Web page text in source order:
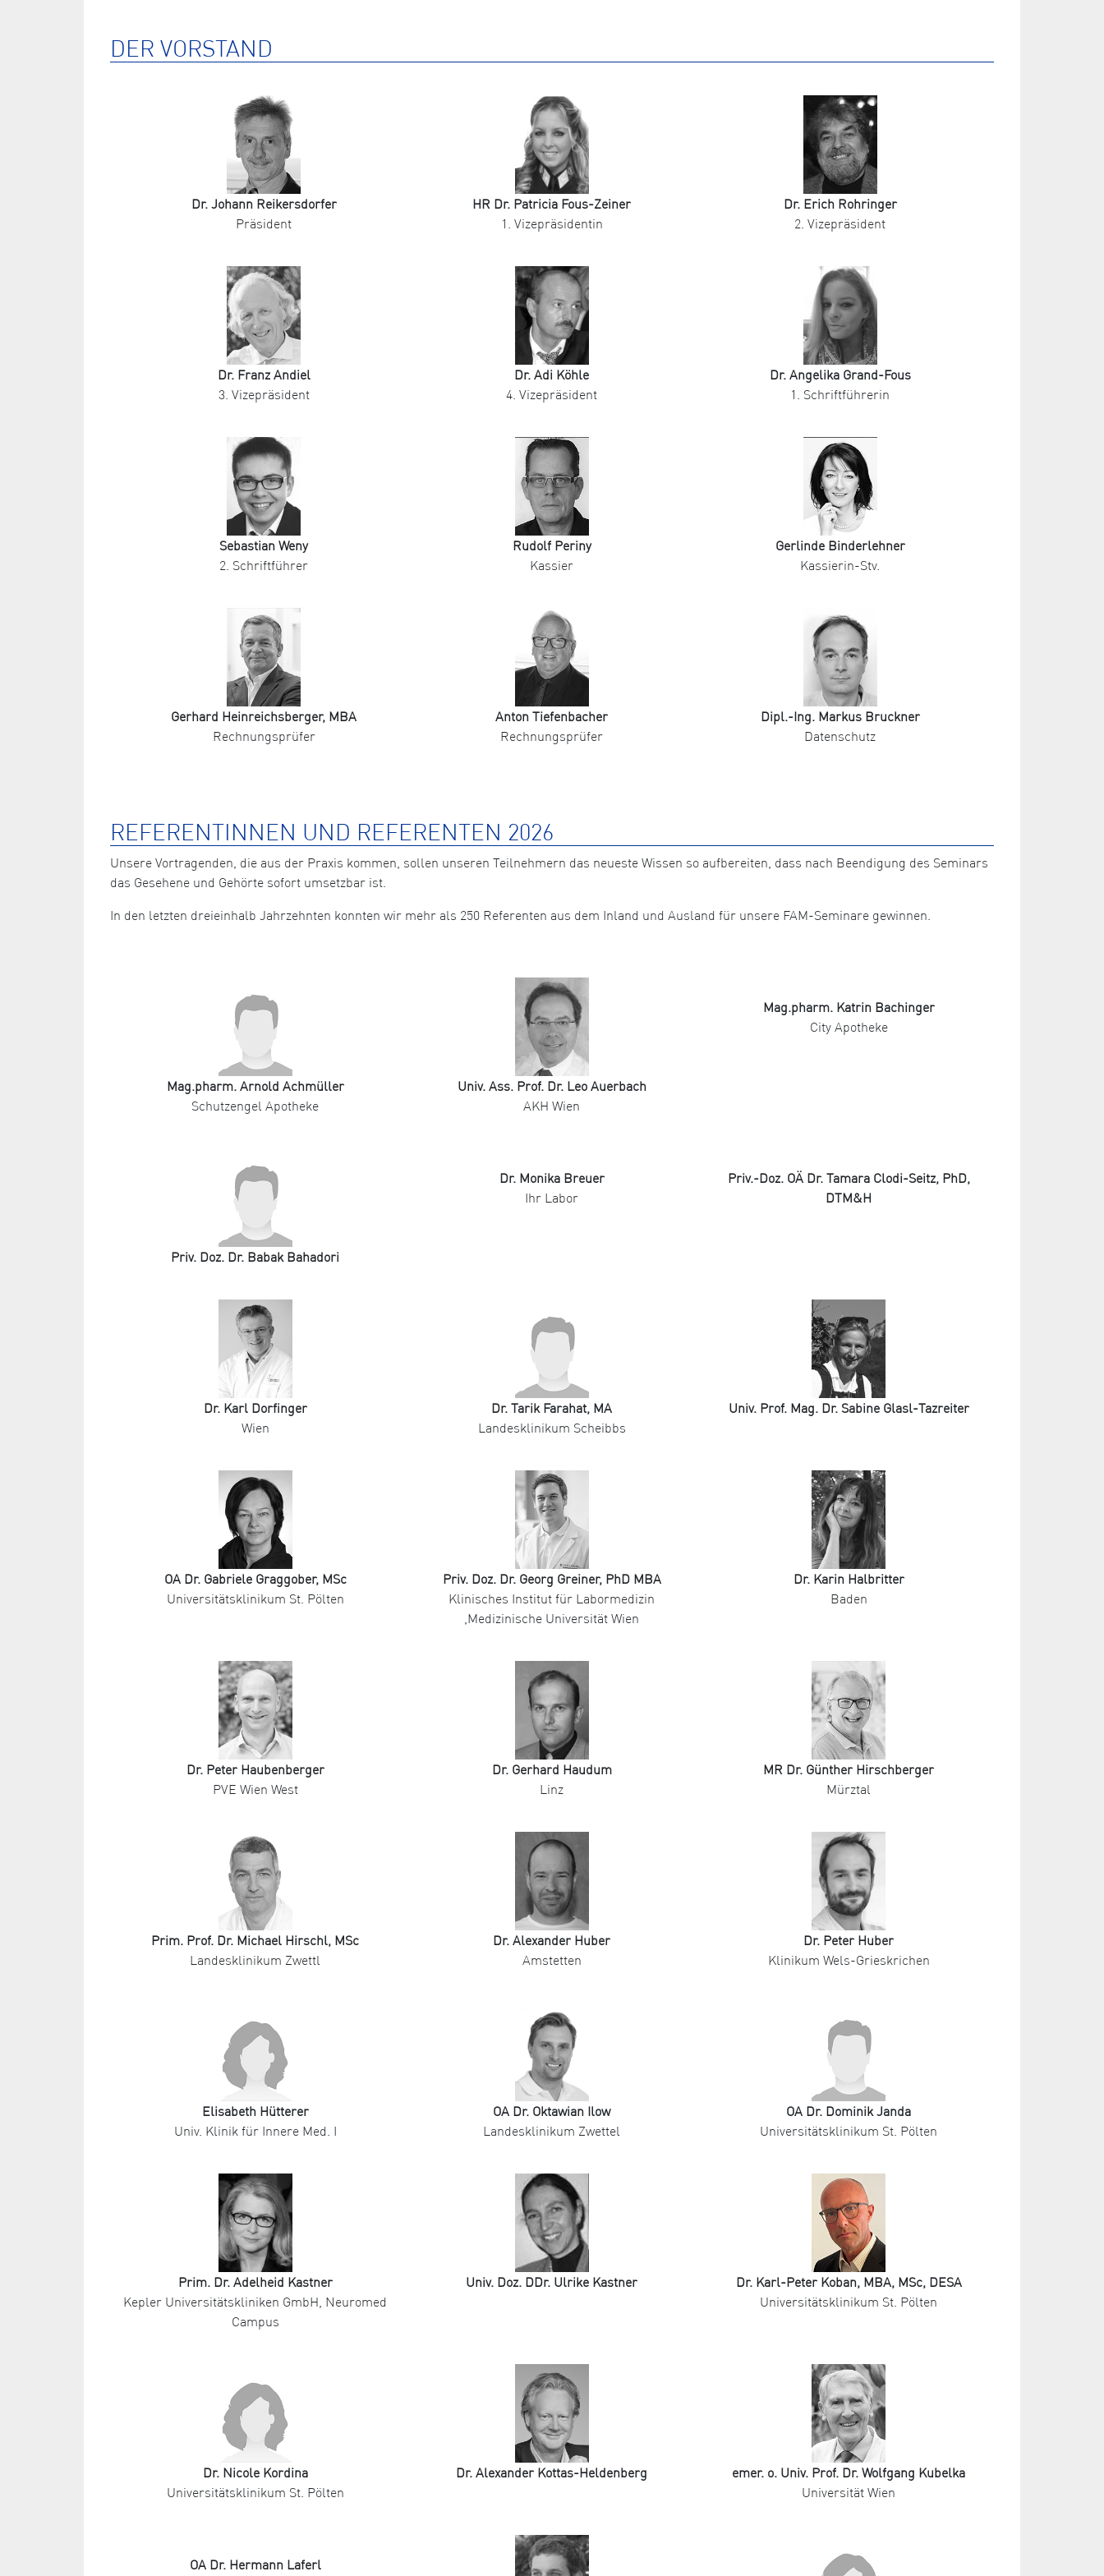
DER VORSTAND
Dr. Johann Reikersdorfer
Präsident
HR Dr. Patricia Fous-Zeiner
1. Vizepräsidentin
Dr. Erich Rohringer
2. Vizepräsident
Dr. Franz Andiel
3. Vizepräsident
Dr. Adi Köhle
4. Vizepräsident
Dr. Angelika Grand-Fous
1. Schriftführerin
Sebastian Weny
2. Schriftführer
Rudolf Periny
Kassier
Gerlinde Binderlehner
Kassierin-Stv.
Gerhard Heinreichsberger, MBA
Rechnungsprüfer
Anton Tiefenbacher
Rechnungsprüfer
Dipl.-Ing. Markus Bruckner
Datenschutz
REFERENTINNEN UND REFERENTEN 2026
Unsere Vortragenden, die aus der Praxis kommen, sollen unseren Teilnehmern das neueste Wissen so aufbereiten, dass nach Beendigung des Seminars
das Gesehene und Gehörte sofort umsetzbar ist.
In den letzten dreieinhalb Jahrzehnten konnten wir mehr als 250 Referenten aus dem Inland und Ausland für unsere FAM-Seminare gewinnen.
Mag.pharm. Arnold Achmüller
Schutzengel Apotheke
Univ. Ass. Prof. Dr. Leo Auerbach
AKH Wien
Mag.pharm. Katrin Bachinger
City Apotheke
Priv. Doz. Dr. Babak Bahadori
Dr. Monika Breuer
Ihr Labor
Priv.-Doz. OÄ Dr. Tamara Clodi-Seitz, PhD,
DTM&H
Dr. Karl Dorfinger
Wien
Dr. Tarik Farahat, MA
Landesklinikum Scheibbs
Univ. Prof. Mag. Dr. Sabine Glasl-Tazreiter
OA Dr. Gabriele Graggober, MSc
Universitätsklinikum St. Pölten
Priv. Doz. Dr. Georg Greiner, PhD MBA
Klinisches Institut für Labormedizin
,Medizinische Universität Wien
Dr. Karin Halbritter
Baden
Dr. Peter Haubenberger
PVE Wien West
Dr. Gerhard Haudum
Linz
MR Dr. Günther Hirschberger
Mürztal
Prim. Prof. Dr. Michael Hirschl, MSc
Landesklinikum Zwettl
Dr. Alexander Huber
Amstetten
Dr. Peter Huber
Klinikum Wels-Grieskrichen
Elisabeth Hütterer
Univ. Klinik für Innere Med. I
OA Dr. Oktawian Ilow
Landesklinikum Zwettel
OA Dr. Dominik Janda
Universitätsklinikum St. Pölten
Prim. Dr. Adelheid Kastner
Kepler Universitätskliniken GmbH, Neuromed
Campus
Univ. Doz. DDr. Ulrike Kastner
Dr. Karl-Peter Koban, MBA, MSc, DESA
Universitätsklinikum St. Pölten
Dr. Nicole Kordina
Universitätsklinikum St. Pölten
Dr. Alexander Kottas-Heldenberg
emer. o. Univ. Prof. Dr. Wolfgang Kubelka
Universität Wien
OA Dr. Hermann Laferl